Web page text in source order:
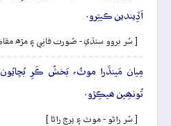
اَڏِيندين ڪيتِرو.
[ سُر بروو سنڌي - صُورت فانِي ۽ مڙه
مِيان مَينڌَرا موٽُ، بَخشُ ڪَرِ
تُونھِين ھيڪِڙو.
[ سُر راڻو - موٽ ۽ پرچ راڻا ]